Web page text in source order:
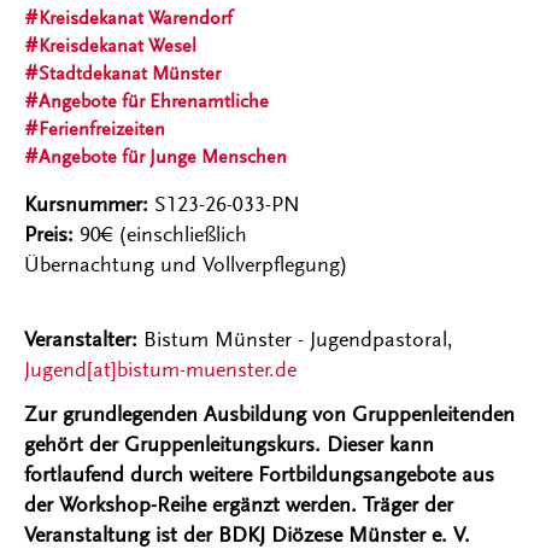
Kreisdekanat Warendorf
Kreisdekanat Wesel
Stadtdekanat Münster
Angebote für Ehrenamtliche
Ferienfreizeiten
Angebote für Junge Menschen
Kursnummer: S123-26-033-PN
Preis: 90€ (einschließlich
Übernachtung und Vollverpflegung)
Veranstalter: Bistum Münster - Jugendpastoral,
Jugend[at]bistum-muenster.de
Zur grundlegenden Ausbildung von Gruppenleitenden
gehört der Gruppenleitungskurs. Dieser kann
fortlaufend durch weitere Fortbildungsangebote aus
der Workshop-Reihe ergänzt werden. Träger der
Veranstaltung ist der BDKJ Diözese Münster e. V.